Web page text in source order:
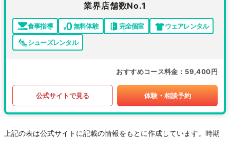
業界店舗数No.1
食事指導 無料体験 完全個室
ウェアレンタル
シューズレンタル
おすすめコース料金 59,400円
公式サイトで見る 体験・相談予約
上記の表は公式サイトに記載の情報をもとに作成しています。時期